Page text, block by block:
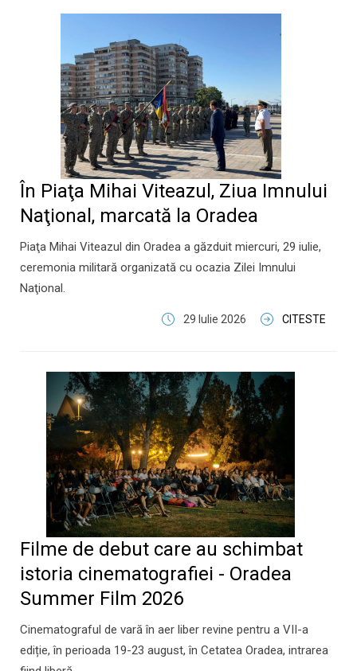
În Piaţa Mihai Viteazul, Ziua Imnului
Naţional, marcată la Oradea
Piaţa Mihai Viteazul din Oradea a găzduit miercuri, 29 iulie,
ceremonia militară organizată cu ocazia Zilei Imnului
Naţional.
29 Iulie 2026 CITESTE
Filme de debut care au schimbat
istoria cinematografiei - Oradea
Summer Film 2026
Cinematograful de vară în aer liber revine pentru a VII-a
ediție, în perioada 19-23 august, în Cetatea Oradea, intrarea